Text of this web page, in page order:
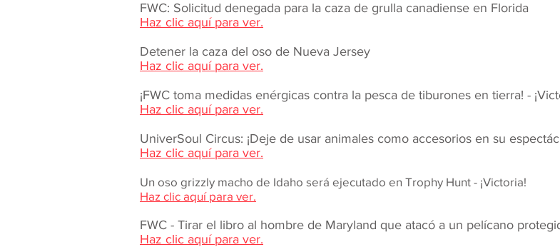
FWC: Solicitud denegada para la caza de grulla canadiense en Florida
Haz clic aquí para ver.
Detener la caza del oso de Nueva Jersey
Haz clic aquí para ver.
¡FWC toma medidas enérgicas contra la pesca de tiburones en tierra! -
Haz clic aquí para ver.
UniverSoul Circus: ¡Deje de usar animales como accesorios en su
Haz clic aquí para ver.
Un oso grizzly macho de Idaho será ejecutado en Trophy Hunt - ¡Victoria!
Haz clic aquí para ver.
FWC - Tirar el libro al hombre de Maryland que atacó a un pelícano
Haz clic aquí para ver.